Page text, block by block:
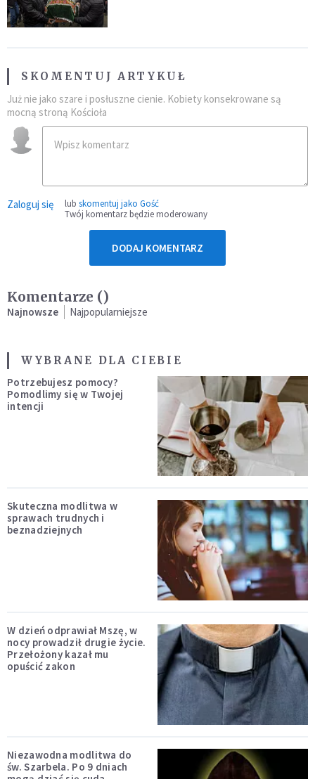
SKOMENTUJ ARTYKUŁ
Już nie jako szare i posłuszne cienie. Kobiety konsekrowane są
mocną stroną Kościoła
Zaloguj się lub skomentuj jako Gość
Twój komentarz będzie moderowany
DODAJ KOMENTARZ
Komentarze ()
Najnowsze Najpopularniejsze
WYBRANE DLA CIEBIE
Potrzebujesz pomocy?
Pomodlimy się w Twojej
intencji
Skuteczna modlitwa w
sprawach trudnych i
beznadziejnych
W dzień odprawiał Mszę, w
nocy prowadził drugie życie.
Przełożony kazał mu
opuścić zakon
Niezawodna modlitwa do
św. Szarbela. Po 9 dniach